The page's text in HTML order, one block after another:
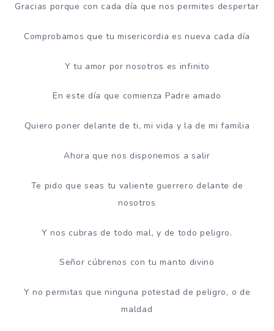
Gracias porque con cada día que nos permites despertar
Comprobamos que tu misericordia es nueva cada día
Y tu amor por nosotros es infinito
En este día que comienza Padre amado
Quiero poner delante de ti, mi vida y la de mi familia
Ahora que nos disponemos a salir
Te pido que seas tu valiente guerrero delante de
nosotros
Y nos cubras de todo mal, y de todo peligro.
Señor cúbrenos con tu manto divino
Y no permitas que ninguna potestad de peligro, o de
maldad